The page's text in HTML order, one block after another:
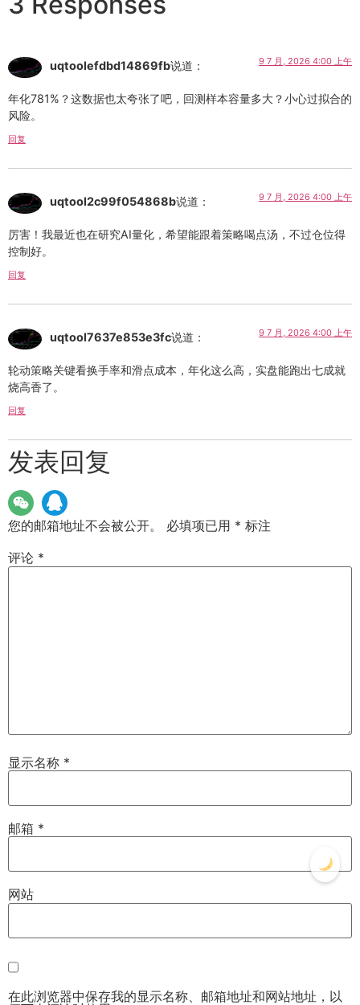
uqtoolefdbd14869fb说道： 9 7 月, 2026 4:00 上午
年化781%？这数据也太夸张了吧，回测样本容量多大？小心过拟合的
风险。
回复
uqtool2c99f054868b说道： 9 7 月, 2026 4:00 上午
厉害！我最近也在研究AI量化，希望能跟着策略喝点汤，不过仓位得
控制好。
回复
uqtool7637e853e3fc说道： 9 7 月, 2026 4:00 上午
轮动策略关键看换手率和滑点成本，年化这么高，实盘能跑出七成就
烧高香了。
回复
发表回复
您的邮箱地址不会被公开。 必填项已用 * 标注
评论 *
显示名称 *
邮箱 *
网站
在此浏览器中保存我的显示名称、邮箱地址和网站地址，以